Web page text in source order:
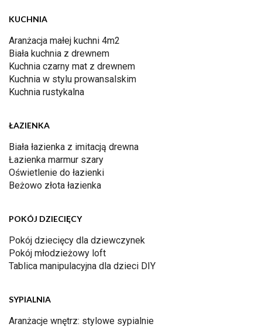
KUCHNIA
Aranżacja małej kuchni 4m2
Biała kuchnia z drewnem
Kuchnia czarny mat z drewnem
Kuchnia w stylu prowansalskim
Kuchnia rustykalna
ŁAZIENKA
Biała łazienka z imitacją drewna
Łazienka marmur szary
Oświetlenie do łazienki
Beżowo złota łazienka
POKÓJ DZIECIĘCY
Pokój dziecięcy dla dziewczynek
Pokój młodzieżowy loft
Tablica manipulacyjna dla dzieci DIY
SYPIALNIA
Aranżacje wnętrz: stylowe sypialnie